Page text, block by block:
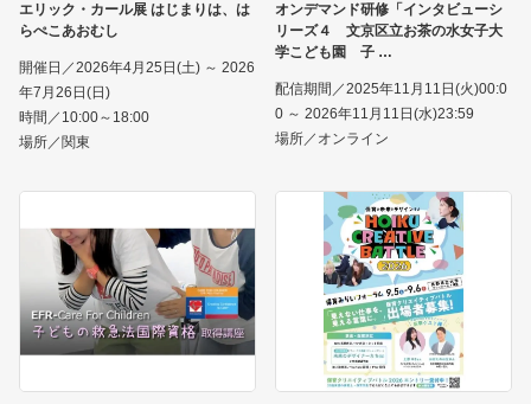
エリック・カール展 はじまりは、は
らぺこあおむし
開催日／2026年4月25日(土) ～ 2026
年7月26日(日)
時間／10:00～18:00
場所／関東
オンデマンド研修「インタビューシ
リーズ４ 文京区立お茶の水女子大
学こども園 子
配信期間／2025年11月11日(火)00:0
0 ～ 2026年11月11日(水)23:59
場所／オンライン